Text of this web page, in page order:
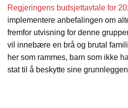
Regjeringens budsjettavtale for
implementere anbefalingen om
fremfor utvisning for denne
vil innebære en brå og brutal
her som rammes, barn som ikke
stat til å beskytte sine